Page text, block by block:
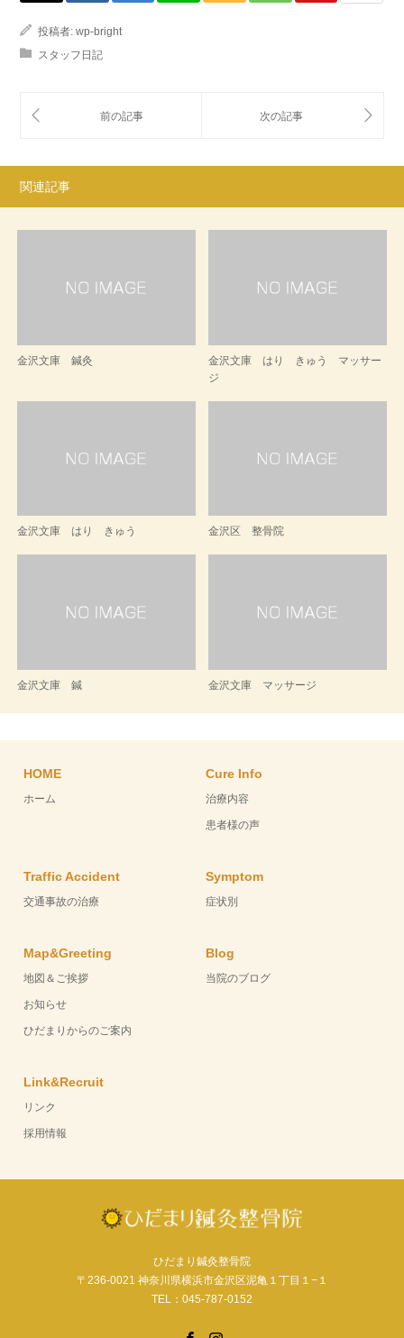
投稿者: wp-bright
スタッフ日記
関連記事
金沢文庫 鍼灸
金沢文庫 はり きゅう マッサー
ジ
金沢文庫 はり きゅう 金沢区 整骨院
金沢文庫 鍼 金沢文庫 マッサージ
HOME
ホーム
Cure Info
治療内容
患者様の声
Traffic Accident
交通事故の治療
Symptom
症状別
Map&Greeting
地図＆ご挨拶
お知らせ
ひだまりからのご案内
Blog
当院のブログ
Link&Recruit
リンク
採用情報
ひだまり鍼灸整骨院
〒236-0021 神奈川県横浜市金沢区泥亀１丁目１−１
TEL：045-787-0152